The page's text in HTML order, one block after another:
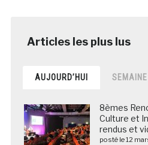
AUJOURD’HUI SEMAINE
8èmes
Culture et
rendus et
posté le 12